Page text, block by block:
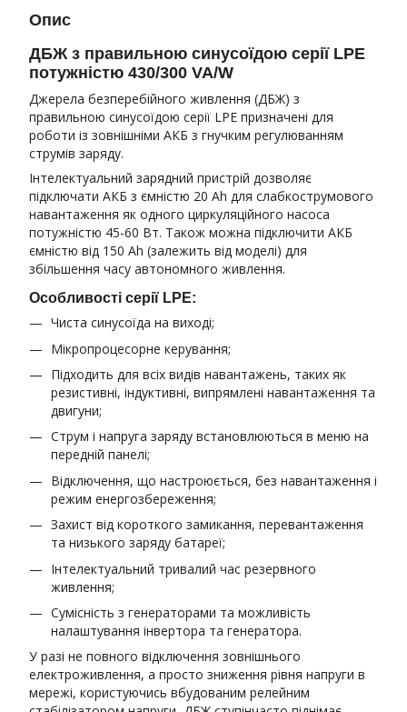
Опис
ДБЖ з правильною синусоїдою серії LPE
потужністю 430/300 VA/W
Джерела безперебійного живлення (ДБЖ) з
правильною синусоїдою серії LPE призначені для
роботи із зовнішніми АКБ з гнучким регулюванням
струмів заряду.
Інтелектуальний зарядний пристрій дозволяє
підключати АКБ з ємністю 20 Ah для слабкострумового
навантаження як одного циркуляційного насоса
потужністю 45-60 Вт. Також можна підключити АКБ
ємністю від 150 Ah (залежить від моделі) для
збільшення часу автономного живлення.
Особливості серії LPE:
Чиста синусоїда на виході;
Мікропроцесорне керування;
Підходить для всіх видів навантажень, таких як
резистивні, індуктивні, випрямлені навантаження та
двигуни;
Струм і напруга заряду встановлюються в меню на
передній панелі;
Відключення, що настроюється, без навантаження і
режим енергозбереження;
Захист від короткого замикання, перевантаження
та низького заряду батареї;
Інтелектуальний тривалий час резервного
живлення;
Сумісність з генераторами та можливість
налаштування інвертора та генератора.
У разі не повного відключення зовнішнього
електроживлення, а просто зниження рівня напруги в
мережі, користуючись вбудованим релейним